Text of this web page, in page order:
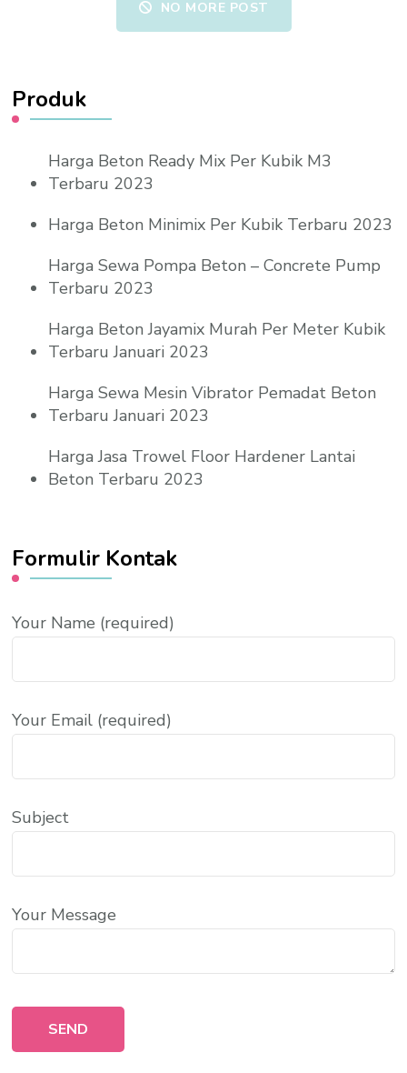
NO MORE POST
Produk
Harga Beton Ready Mix Per Kubik M3
Terbaru 2023
Harga Beton Minimix Per Kubik Terbaru 2023
Harga Sewa Pompa Beton – Concrete Pump
Terbaru 2023
Harga Beton Jayamix Murah Per Meter Kubik
Terbaru Januari 2023
Harga Sewa Mesin Vibrator Pemadat Beton
Terbaru Januari 2023
Harga Jasa Trowel Floor Hardener Lantai
Beton Terbaru 2023
Formulir Kontak
Your Name (required)
Your Email (required)
Subject
Your Message